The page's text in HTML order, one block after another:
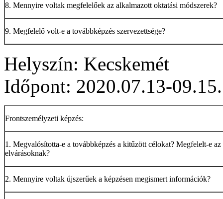
8. Mennyire voltak megfelelőek az alkalmazott oktatási módszerek?
9. Megfelelő volt-e a továbbképzés szervezettsége?
Helyszín: Kecskemét
Időpont: 2020.07.13-09.15.
Frontszemélyzeti képzés:
1. Megvalósította-e a továbbképzés a kitűzött célokat? Megfelelt-e az
elvárásoknak?
2. Mennyire voltak újszerűek a képzésen megismert információk?